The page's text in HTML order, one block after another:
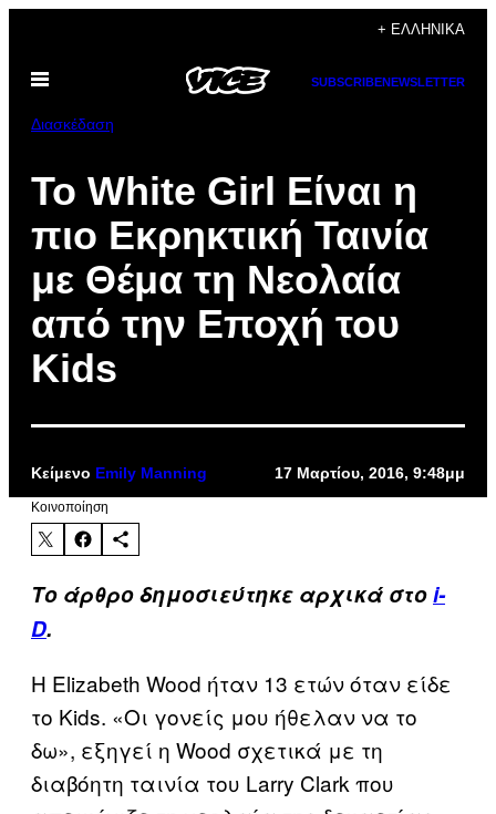
περιεχόμενο
+ ΕΛΛΗΝΙΚΆ
Ανοίξτε
SUBSCRIBENEWSLETTER
Διασκέδαση
Το White Girl Είναι η
πιο Εκρηκτική Ταινία
με Θέμα τη Νεολαία
από την Εποχή του
Kids
Κείμενο Emily Manning 17 Μαρτίου, 2016, 9:48μμ
Kοινοποίηση
Το άρθρο δημοσιεύτηκε αρχικά στοi-
D.
H Elizabeth Wood ήταν 13 ετών όταν είδε
το Kids. «Οι γονείς μου ήθελαν να το
δω», εξηγεί η Wood σχετικά με τη
διαβόητη ταινία του Larry Clark που